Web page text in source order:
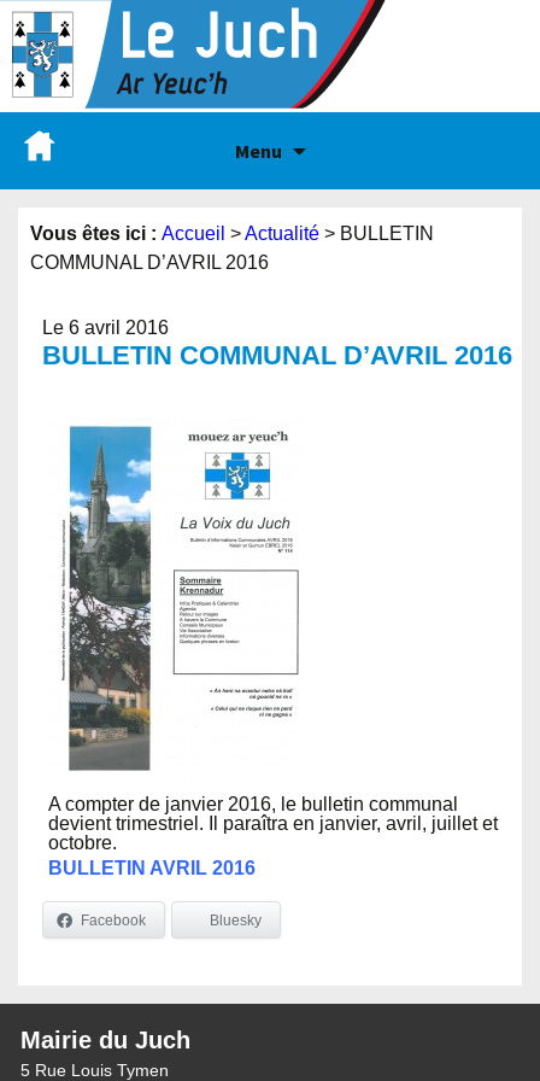
Menu
Vous êtes ici : Accueil >Actualité > BULLETIN
COMMUNAL D’AVRIL 2016
Le 6 avril 2016
BULLETIN COMMUNAL D’AVRIL 2016
A compter de janvier 2016, le bulletin communal
devient trimestriel. Il paraîtra en janvier, avril, juillet et
octobre.
BULLETIN AVRIL 2016
Facebook Bluesky
Mairie du Juch
5 Rue Louis Tymen